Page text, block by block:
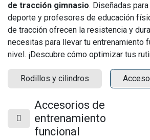
de tracción gimnasio. Diseñadas
deporte y profesores de educación
de tracción ofrecen la resistencia y
necesitas para llevar tu entrenamiento
nivel. ¡Descubre cómo optimizar tus
Rodillos y cilindros
Accesorios de
entrenamiento
funcional